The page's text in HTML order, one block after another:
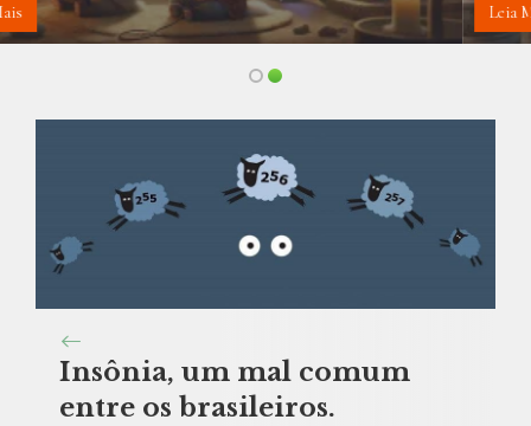
Leia Mais
Insônia, um mal comum
entre os brasileiros.